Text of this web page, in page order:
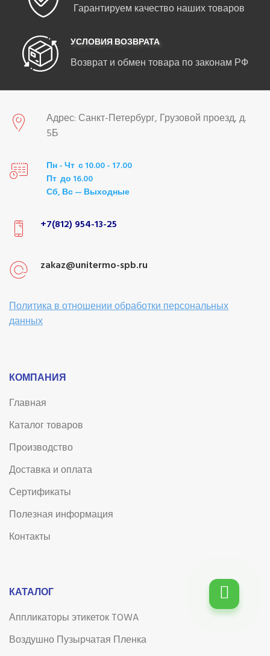
Гарантируем качество наших товаров
УСЛОВИЯ ВОЗВРАТА
Возврат и обмен товара по законам РФ
Адрес: Санкт-Петербург, Грузовой проезд, д.
5Б
Пн - Чт с 10.00 - 17.00
Пт до 16.00
Сб, Вс — Выходные
+7(812) 954-13-25
zakaz@unitermo-spb.ru
Политика в отношении обработки персональных
данных
КОМПАНИЯ
Главная
Каталог товаров
Производство
Доставка и оплата
Сертификаты
Полезная информация
Контакты
КАТАЛОГ
Аппликаторы этикеток TOWA
Воздушно Пузырчатая Пленка